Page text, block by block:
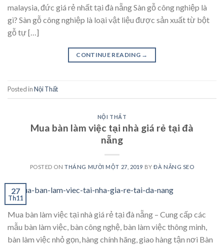
malaysia, đức giá rẻ nhất tại đà nẵng Sàn gỗ công nghiệp là
gì? Sàn gỗ công nghiệp là loại vật liệu được sản xuất từ bột
gỗ tự […]
CONTINUE READING →
Posted inNội Thất
NỘI THẤT
Mua bàn làm việc tại nhà giá rẻ tại đà
nẵng
POSTED ONTHÁNG MƯỜI MỘT 27, 2019 BYĐÀ NẴNG SEO
27
Th11
Mua bàn làm việc tại nhà giá rẻ tại đà nẵng – Cung cấp các
mẫu bàn làm việc, bàn công nghệ, bàn làm việc thông minh,
bàn làm việc nhỏ gọn, hàng chính hãng, giao hàng tận nơi Bàn